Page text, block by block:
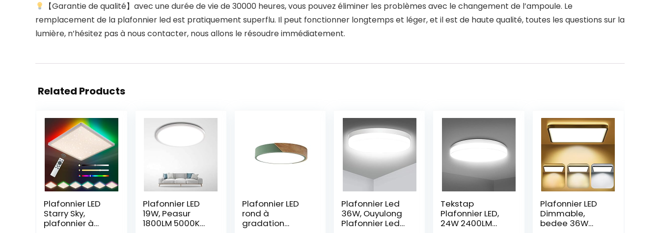
【Garantie de qualité】avec une durée de vie de 30000 heures, vous pouvez éliminer les problèmes avec le changement de l’ampoule. Le
remplacement de la plafonnier led est pratiquement superflu. Il peut fonctionner longtemps et léger, et il est de haute qualité, toutes les questions sur la
lumière, n’hésitez pas à nous contacter, nous allons le résoudre immédiatement.
Related Products
Plafonnier LED
Starry Sky,
plafonnier à
Plafonnier LED
19W, Peasur
1800LM 5000K
Plafonnier LED
rond à
gradation
Plafonnier Led
36W, Ouyulong
Plafonnier Led
Tekstap
Plafonnier LED,
24W 2400LM
Plafonnier LED
Dimmable,
bedee 36W